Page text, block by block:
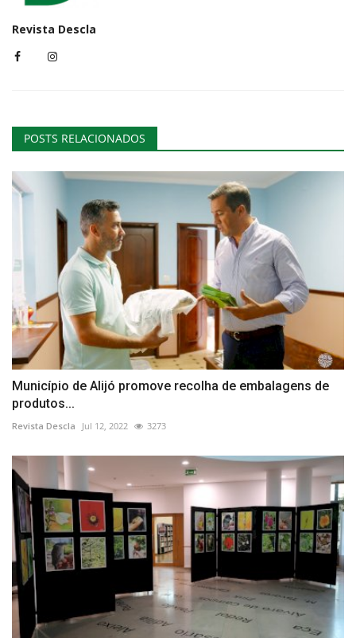
Revista Descla
POSTS RELACIONADOS
Município de Alijó promove recolha de embalagens de
produtos...
Revista Descla Jul 12, 2022 3273